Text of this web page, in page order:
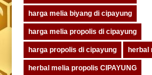
harga melia biyang di cipayung
harga melia propolis di cipayung
harga propolis di cipayung herbal
herbal melia propolis CIPAYUNG